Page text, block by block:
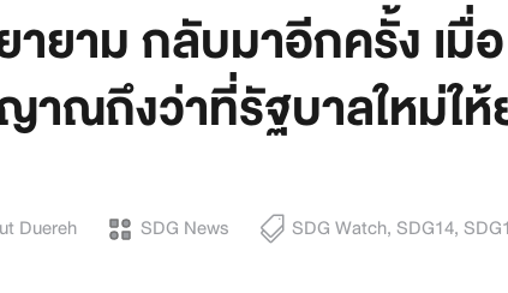
ายาม กลับมาอีกครั้ง เมื่
ณถึงว่าที่รัฐบาลใหม่ให้
Duereh SDG News SDG Watch, SDG14,